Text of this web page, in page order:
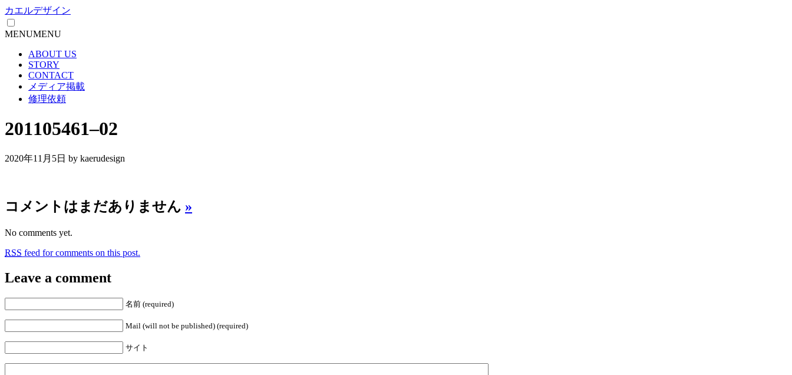
カエルデザイン
MENUMENU
ABOUT US
STORY
CONTACT
メディア掲載
修理依頼
201105461–02
2020年11月5日 by kaerudesign
コメントはまだありません »
No comments yet.
RSS feed for comments on this post.
Leave a comment
名前 (required)
Mail (will not be published) (required)
サイト